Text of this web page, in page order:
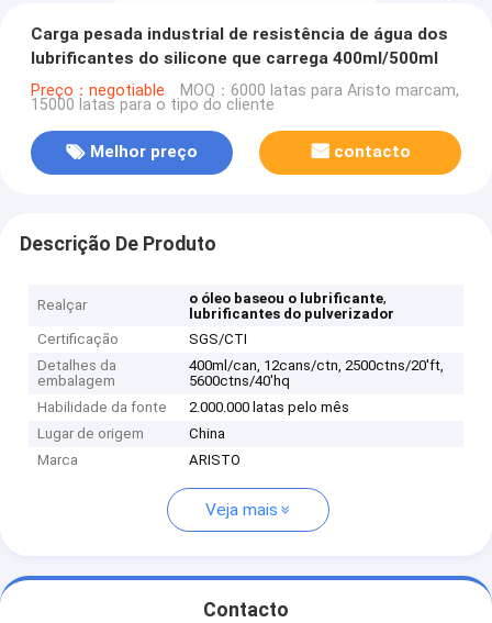
Carga pesada industrial de resistência de água dos
lubrificantes do silicone que carrega 400ml/500ml
Preço：negotiable MOQ：6000 latas para Aristo marcam,
15000 latas para o tipo do cliente
Melhor preço contacto
Descrição De Produto
Realçar o óleo baseou o lubrificante,
lubrificantes do pulverizador
Certificação
SGS/CTI
Detalhes da
embalagem
400ml/can, 12cans/ctn, 2500ctns/20'ft,
5600ctns/40'hq
Habilidade da fonte
2.000.000 latas pelo mês
Lugar de origem
China
Marca
ARISTO
Veja mais
Contacto